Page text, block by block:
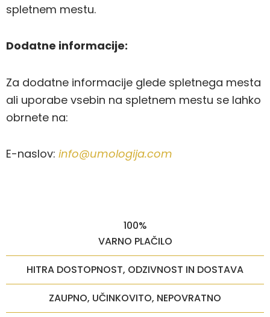
spletnem mestu.
Dodatne informacije:
Za dodatne informacije glede spletnega mesta
ali uporabe vsebin na spletnem mestu se lahko
obrnete na:
E-naslov: info@umologija.com
100%
VARNO PLAČILO
HITRA DOSTOPNOST, ODZIVNOST IN DOSTAVA
ZAUPNO, UČINKOVITO, NEPOVRATNO